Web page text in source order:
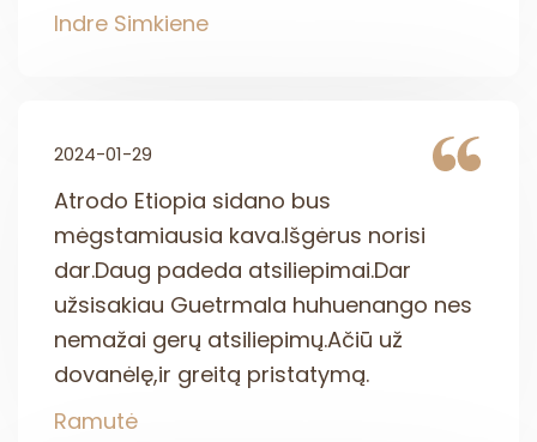
Indre Simkiene
2024-01-29
Atrodo Etiopia sidano bus
mėgstamiausia kava.Išgėrus norisi
dar.Daug padeda atsiliepimai.Dar
užsisakiau Guetrmala huhuenango nes
nemažai gerų atsiliepimų.Ačiū už
dovanėlę,ir greitą pristatymą.
Ramutė